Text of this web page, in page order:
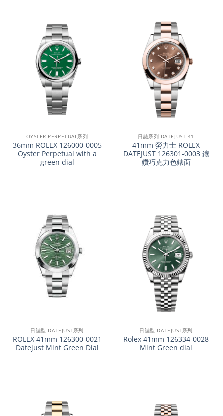
OYSTER PERPETUAL系列
36mm ROLEX 126000-0005
Oyster Perpetual with a
green dial
日誌系列 DATEJUST 41
41mm 勞力士 ROLEX
DATEJUST 126301-0003 鑲
鑽巧克力色錶面
日誌型 DATEJUST系列
ROLEX 41mm 126300-0021
Datejust Mint Green Dial
日誌型 DATEJUST系列
Rolex 41mm 126334-0028
Mint Green dial